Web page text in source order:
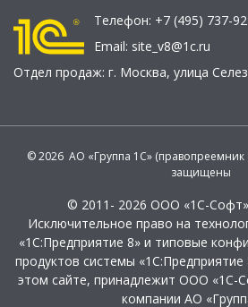
Телефон: +7 (495) 737-
Email: site_v8@1c.ru
Отдел продаж: г. Москва, улица
© 2026 АО «Группа 1С» (правопреемник
защищены
© 2011- 2026 ООО «1С-
Исключительное право на
«1С:Предприятие 8» и типовые
продуктов системы
этом сайте, принадлежит ООО «1С-
компании АО